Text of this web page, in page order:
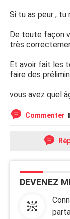
Si tu as peur , tu
De toute façon
très
Et avoir fait les
faire des
vous avez quel
Commenter
DEVENEZ